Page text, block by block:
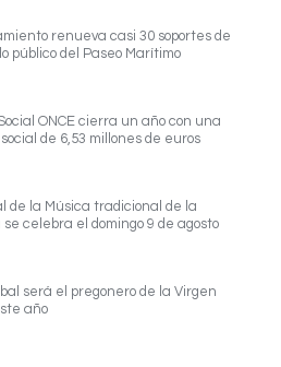
renueva casi 30 soportes de
público del Paseo Marítimo
ONCE cierra un año con una
de 6,53 millones de euros
de la Música tradicional de la
celebra el domingo 9 de agosto
será el pregonero de la Virgen
año